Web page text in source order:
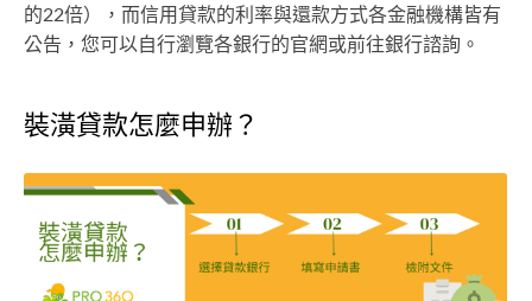
的22倍），而信用貸款的利率與還款方式各金融機構皆有
公告，您可以自行瀏覽各銀行的官網或前往銀行諮詢。
裝潢貸款怎麼申辦？